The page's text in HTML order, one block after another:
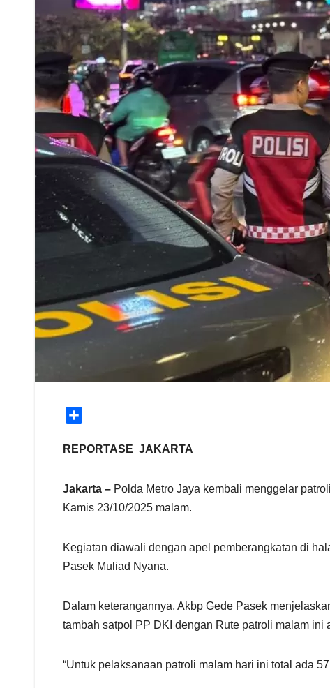
a
REPORTASE JAKARTA
Jakarta – Polda Metro Jaya kembali menggelar
Kamis 23/10/2025 malam.
Kegiatan diawali dengan apel pemberangkatan di
Pasek Muliad Nyana.
Dalam keterangannya, Akbp Gede Pasek
tambah satpol PP DKI dengan Rute patroli malam
“Untuk pelaksanaan patroli malam hari ini total ada